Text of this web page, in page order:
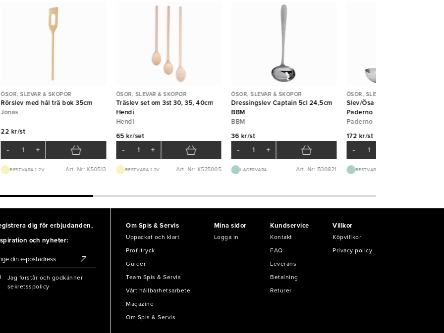
ÖSOR, SLEVAR & SKOPOR
Rörslev med hål trä bok 35cm
Jonas
22 kr/st
- +
BEST.VARA 1-2V Art. Nr: K50513
ÖSOR, SLEVAR & SKOPOR
Träslev set om 3st 30, 35, 40cm
Hendi
Hendi
65 kr/set
- +
BEST.VARA 1-2V Art. Nr: K525005
ÖSOR, SLEVAR & SKOPOR
Dressingslev Captain 5cl 24,5cm
BBM
BBM
36 kr/st
- +
LAGERVARA Art. Nr: B30821
ÖSOR, SLEVAR & SKOPOR
Slev/Ösa rostfri D9cm L33cm
Paderno
Paderno
172 kr/st
-
BEST.VARA 1-3D
dig för erbjudanden,
och nyheter:
Jag förstår och godkänner
sekretsspolicy
Om Spis & Servis
Uppackat och klart
Profiltryck
Guider
Team Spis & Servis
Vårt hållbarhetsarbete
Magazine
Om Spis & Servis
Mina sidor
Logga in
Kundservice
Kontakt
FAQ
Leverans
Betalning
Returer
Villkor
Köpvillkor
Privacy policy